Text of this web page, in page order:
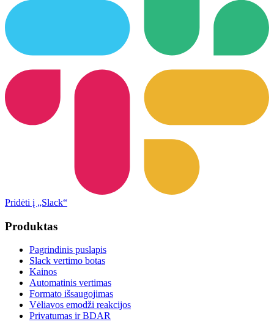
Pridėti į „Slack“
Produktas
Pagrindinis puslapis
Slack vertimo botas
Kainos
Automatinis vertimas
Formato išsaugojimas
Vėliavos emodži reakcijos
Privatumas ir BDAR